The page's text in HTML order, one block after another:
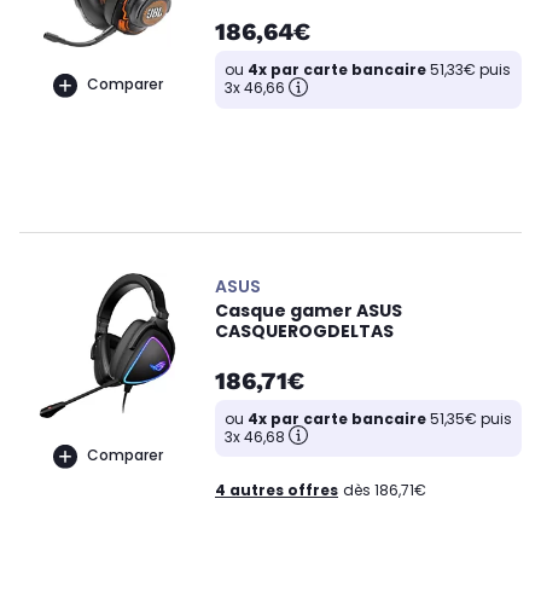
Comparer
186,64€
ou 4x par carte bancaire51,33€ puis
3x 46,66
Comparer
ASUS
Casque gamer ASUS
CASQUEROGDELTAS
186,71€
ou 4x par carte bancaire51,35€ puis
3x 46,68
4 autres offres dès 186,71€